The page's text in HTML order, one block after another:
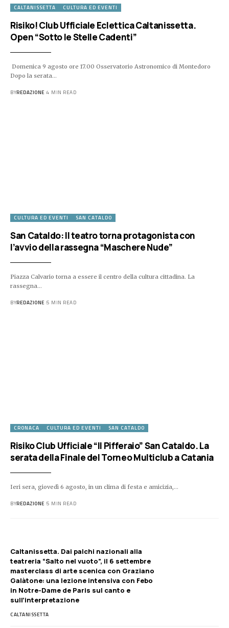
CALTANISSETTA CULTURA ED EVENTI
Risiko! Club Ufficiale Eclettica Caltanissetta.
Open “Sotto le Stelle Cadenti”
Domenica 9 agosto ore 17.00 Osservatorio Astronomico di Montedoro
Dopo la serata…
BYREDAZIONE 4 MIN READ
CULTURA ED EVENTI SAN CATALDO
San Cataldo: Il teatro torna protagonista con
l’avvio della rassegna “Maschere Nude”
Piazza Calvario torna a essere il centro della cultura cittadina. La
rassegna…
BYREDAZIONE 5 MIN READ
CRONACA CULTURA ED EVENTI SAN CATALDO
Risiko Club Ufficiale “Il Pifferaio” San Cataldo. La
serata della Finale del Torneo Multiclub a Catania
Ieri sera, giovedì 6 agosto, in un clima di festa e amicizia,…
BYREDAZIONE 5 MIN READ
Caltanissetta. Dai palchi nazionali alla
teatreria “Salto nel vuoto”, il 6 settembre
masterclass di arte scenica con Graziano
Galàtone: una lezione intensiva con Febo
in Notre-Dame de Paris sul canto e
sull’interpretazione
CALTANISSETTA